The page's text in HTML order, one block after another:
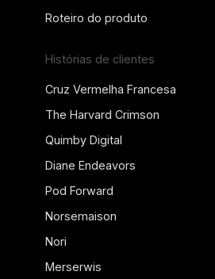
Roteiro do produto
Histórias de clientes
Cruz Vermelha Francesa
The Harvard Crimson
Quimby Digital
Diane Endeavors
Pod Forward
Norsemaison
Nori
Merserwis